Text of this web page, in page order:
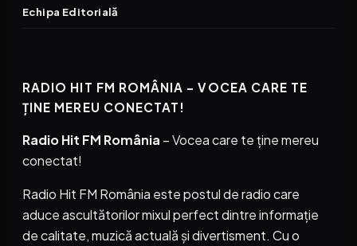
Echipa Editorială
RADIO HIT FM ROMÂNIA – VOCEA CARE TE
ȚINE MEREU CONECTAT!
Radio Hit FM România – Vocea care te ține mereu
conectat!
Radio Hit FM România este postul de radio care
aduce ascultătorilor mixul perfect dintre informație
de calitate, muzică actuală și divertisment. Cu o